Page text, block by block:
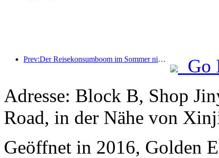
Prev:Der Reisekonsumboom im Sommer nimmt zu, der Markt für Kulturtourismus erlebt Neuerungen und Verbesserungen
Go
Adresse: Block B, Shop
Road, in der Nähe von
Geöffnet in 2016, Golden